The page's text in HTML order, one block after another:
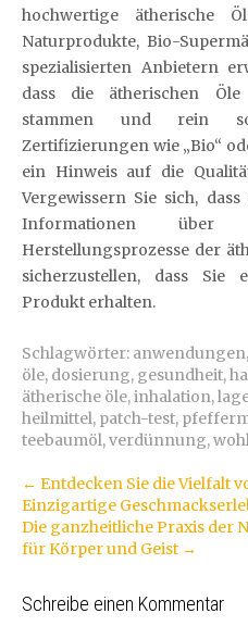
hochwertige ätherische
Naturprodukte, Bio-
spezialisierten Anbietern
dass die ätherischen
stammen und rein
Zertifizierungen wie „Bio“
ein Hinweis auf die
Vergewissern Sie sich,
Informationen
Herstellungsprozesse der
sicherzustellen, dass Sie
Produkt erhalten.
Schlagwörter: anwendungen,
öle, dosierung, gesundheit,
ätherische öle,inhalation,
heilmittel, patch-test,
teebaumöl,verdünnung,
Artikel-
Navigation
← Entdecken Sie die Vielfalt
Einzigartige
Die ganzheitliche Praxis der
für Körper und Geist →
Schreibe einen Kommentar